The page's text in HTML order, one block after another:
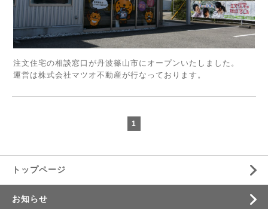
注文住宅の相談窓口が丹波篠山市にオープンいたしました。
運営は株式会社マツオ不動産が行なっております。
1
トップページ
お知らせ